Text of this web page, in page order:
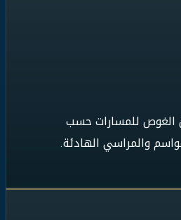
الغوص للمسارات حسب
والمراسي الهادئة.